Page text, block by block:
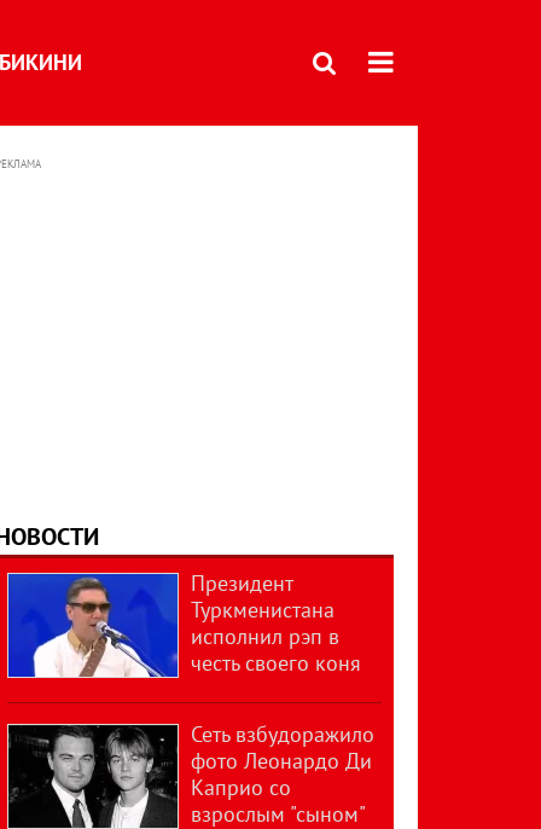
БИКИНИ
Президент
Туркменистана
исполнил рэп в
честь своего коня
Сеть взбудоражило
фото Леонардо Ди
Каприо со
взрослым "сыном"